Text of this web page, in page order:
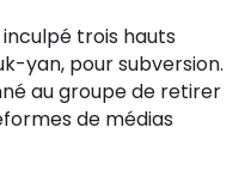
trois hauts
yan, pour subversion.
au groupe de retirer
de médias